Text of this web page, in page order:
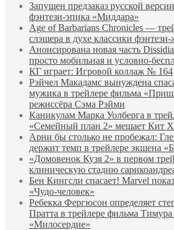
Запущен предзаказ русской
фэнтези-эпика «Миддара»
Age of Barbarians Chronicles —
слэшера в духе классики фэнтези-
Анонсирована новая часть
просто мобильная и условно-
КГ играет: Игровой коллаж № 164
Рэйчел Макадамс вынуждена
мужика в трейлере фильма
режиссёра Сэма Рэйми
Каникулам Марка Уолберга в
«Семейный план 2» мешает Кит
Арни бы столько не пробежал:
держит темп в трейлере экшена
«Домовенок Кузя 2» в первом
клиническую стадию
Бен Кингсли спасает! Marvel
«Чудо-человек»
Ребекка Фергюсон определяет
Пратта в трейлере фильма
«Милосердие»